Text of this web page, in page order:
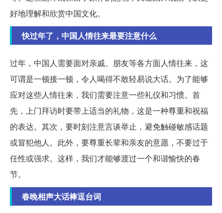
好地理解和欣赏中国文化。
快过年了，中国人情往来最要注意什么
过年，中国人需要面对亲戚、朋友等各方面人情往来，这
可谓是一顿接一顿，令人喝得不敢轻易说大话。为了能够
应对这些人情往来，我们需要注意一些礼仪和习惯。首
先，上门拜访时要带上适当的礼物，这是一种尊重和祝福
的表达。其次，要时刻注意言谈举止，避免触碰敏感话题
或冒犯他人。此外，要尊重长辈和亲友的意愿，不要过于
任性或强求。这样，我们才能够渡过一个和谐愉快的春
节。
春晚相声大话棒逗台词